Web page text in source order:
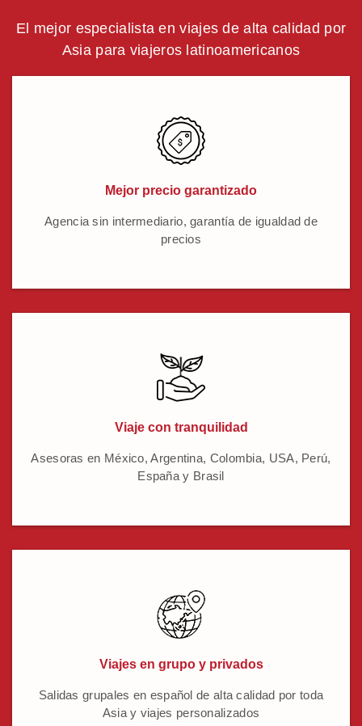
El mejor especialista en viajes de alta calidad por
Asia para viajeros latinoamericanos
Mejor precio garantizado
Agencia sin intermediario, garantía de igualdad de
precios
Viaje con tranquilidad
Asesoras en México, Argentina, Colombia, USA, Perú,
España y Brasil
Viajes en grupo y privados
Salidas grupales en español de alta calidad por toda
Asia y viajes personalizados